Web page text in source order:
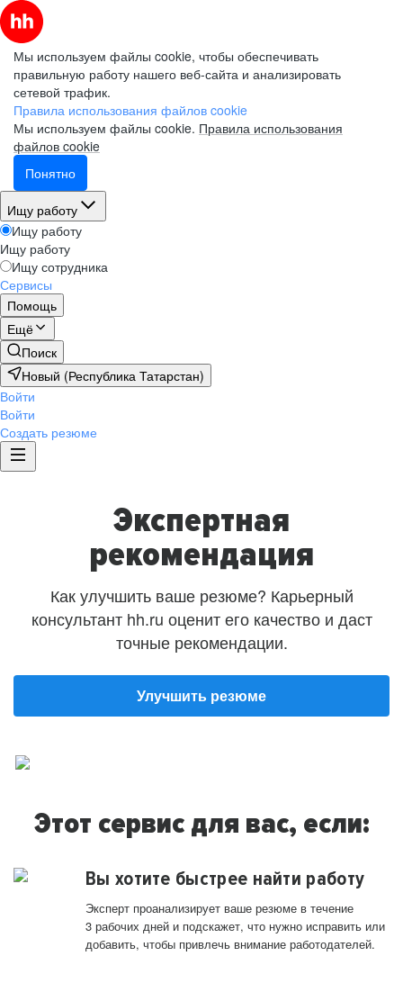
Мы используем файлы cookie, чтобы обеспечивать
правильную работу нашего веб-сайта и анализировать
сетевой трафик.
Правила использования файлов cookie
Мы используем файлы cookie. Правила использования
файлов cookie
Понятно
Ищу работу
Ищу работу
Ищу работу
Ищу сотрудника
Сервисы
Помощь
Ещё
Поиск
Новый (Республика Татарстан)
Войти
Войти
Создать резюме
Экспертная
рекомендация
Как улучшить ваше резюме? Карьерный
консультант hh.ru оценит его качество и даст
точные рекомендации.
Улучшить резюме
Этот сервис для вас, если:
Вы хотите быстрее найти работу
Эксперт проанализирует ваше резюме в течение
3 рабочих дней и подскажет, что нужно исправить или
добавить, чтобы привлечь внимание работодателей.